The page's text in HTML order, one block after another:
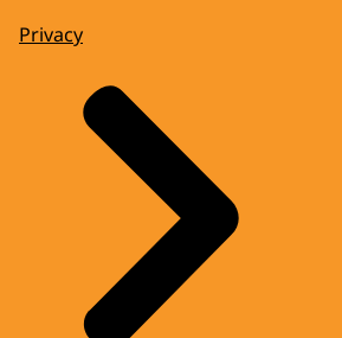
Privacy